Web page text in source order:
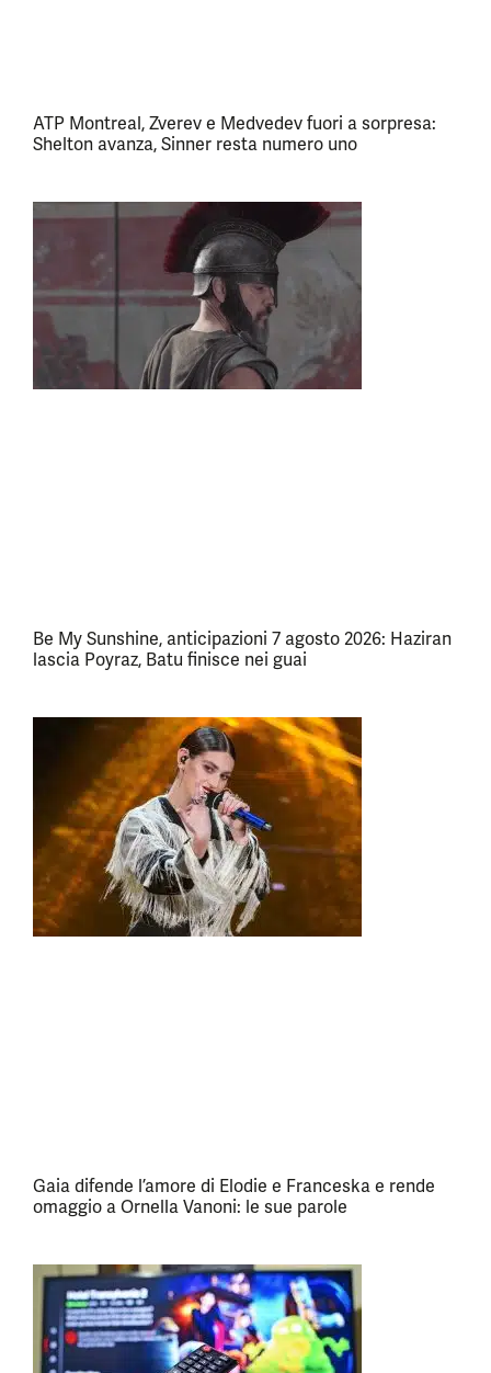
ATP Montreal, Zverev e Medvedev fuori a sorpresa:
Shelton avanza, Sinner resta numero uno
Be My Sunshine, anticipazioni 7 agosto 2026: Haziran
lascia Poyraz, Batu finisce nei guai
Gaia difende l’amore di Elodie e Franceska e rende
omaggio a Ornella Vanoni: le sue parole